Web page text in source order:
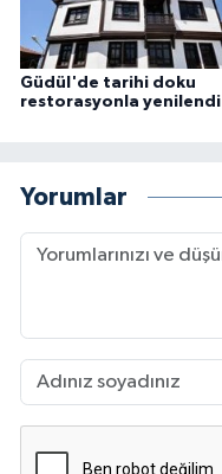
Güdül'de tarihi doku
restorasyonla yenilendi
Yorumlar